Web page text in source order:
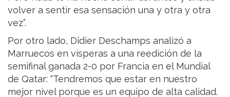
volver a sentir esa sensación una y otra y otra
vez”.
Por otro lado, Didier Deschamps analizó a
Marruecos en vísperas a una reedición de la
semifinal ganada 2-0 por Francia en el Mundial
de Qatar: “Tendremos que estar en nuestro
mejor nivel porque es un equipo de alta calidad.